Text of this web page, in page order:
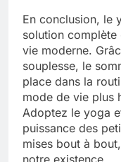
En conclusion, le
solution complète
vie moderne.
souplesse, le
place dans la
mode de vie plus
Adoptez le yoga
puissance des
mises bout à